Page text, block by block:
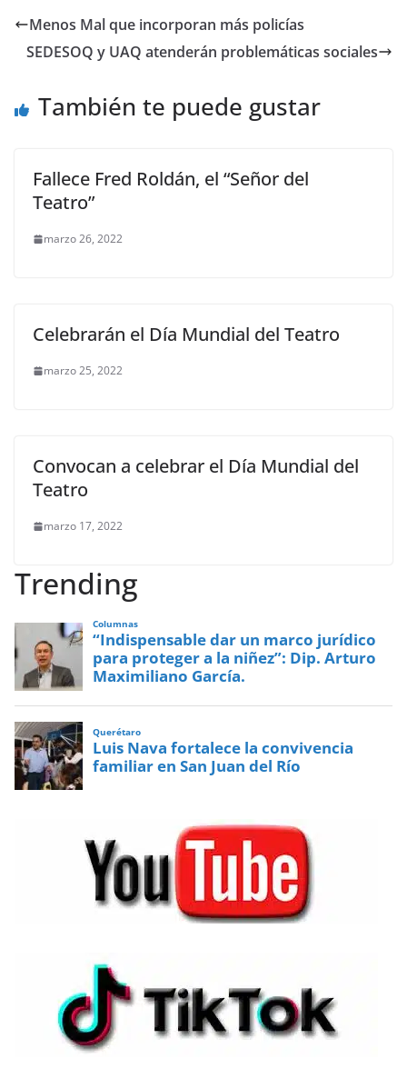
e
b
o
er l s
A
p
e
n
er
gr
a
p
ar
Menos Mal que incorporan más policías
SEDESOQ y UAQ atenderán problemáticas sociales
También te puede gustar
Fallece Fred Roldán, el “Señor del
Teatro”
marzo 26, 2022
Celebrarán el Día Mundial del Teatro
marzo 25, 2022
Convocan a celebrar el Día Mundial del
Teatro
marzo 17, 2022
Trending